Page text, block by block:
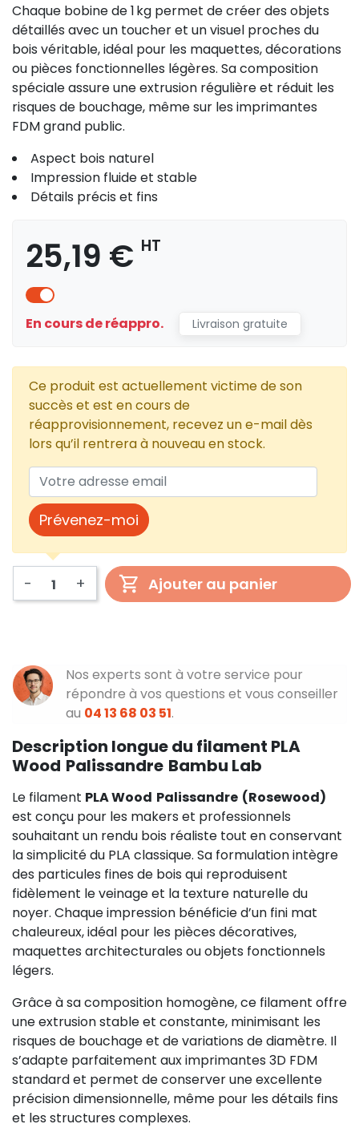
Chaque bobine de 1 kg permet de créer des objets
détaillés avec un toucher et un visuel proches du
bois véritable, idéal pour les maquettes, décorations
ou pièces fonctionnelles légères. Sa composition
spéciale assure une extrusion régulière et réduit les
risques de bouchage, même sur les imprimantes
FDM grand public.
Aspect bois naturel
Impression fluide et stable
Détails précis et fins
25,19 € HT
En cours de réappro. Livraison gratuite
Ce produit est actuellement victime de son
succès et est en cours de
réapprovisionnement, recevez un e-mail dès
lors qu’il rentrera à nouveau en stock.
Prévenez-moi
- + Ajouter au panier
Nos experts sont à votre service pour
répondre à vos questions et vous conseiller
au 04 13 68 03 51.
Description longue du filament PLA
Wood Palissandre Bambu Lab
Le filament PLA Wood Palissandre (Rosewood)
est conçu pour les makers et professionnels
souhaitant un rendu bois réaliste tout en conservant
la simplicité du PLA classique. Sa formulation intègre
des particules fines de bois qui reproduisent
fidèlement le veinage et la texture naturelle du
noyer. Chaque impression bénéficie d’un fini mat
chaleureux, idéal pour les pièces décoratives,
maquettes architecturales ou objets fonctionnels
légers.
Grâce à sa composition homogène, ce filament offre
une extrusion stable et constante, minimisant les
risques de bouchage et de variations de diamètre. Il
s’adapte parfaitement aux imprimantes 3D FDM
standard et permet de conserver une excellente
précision dimensionnelle, même pour les détails fins
et les structures complexes.